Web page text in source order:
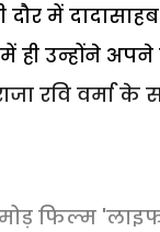
में
ही उन्होंने
रवि वर्मा
फिल्म